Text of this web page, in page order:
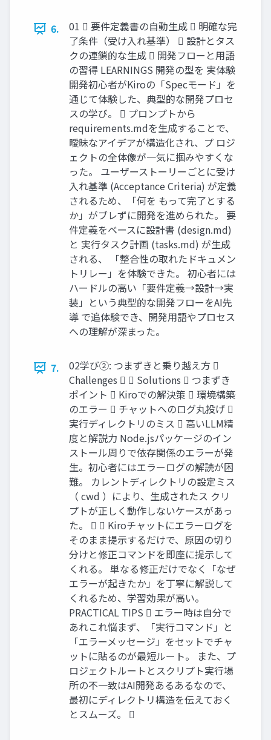
6.
01  要件定義書の自動生成  明確な完
了条件（受け入れ基準）  設計とタス
クの連鎖的な生成  開発フローと用語
の習得 LEARNINGS 開発の型を 実体験
開発初心者がKiroの「Specモード」を
通じて体験した、典型的な開発プロセ
スの学び。  プロンプトから
requirements.mdを生成することで、
曖昧なアイデアが構造化され、プ ロジ
ェクトの全体像が一気に掴みやすくな
った。 ユーザーストーリーごとに受け
入れ基準 (Acceptance Criteria) が定義
されるため、「何を もって完了とする
か」がブレずに開発を進められた。 要
件定義をベースに設計書 (design.md)
と 実行タスク計画 (tasks.md) が生成
される、 「整合性の取れたドキュメン
トリレー」を体験できた。 初心者には
ハードルの高い「要件定義→設計→実
装」という典型的な開発フローをAI先
導 で追体験でき、開発用語やプロセス
への理解が深まった。
7.
02学び②: つまずきと乗り越え方 
Challenges   Solutions  つまずき
ポイント  Kiroでの解決策  環境構築
のエラー  チャットへのログ丸投げ 
実行ディレクトリのミス  高いLLM精
度と解説力 Node.jsパッケージのイン
ストール周りで依存関係のエラーが発
生。初心者にはエラーログの解読が困
難。 カレントディレクトリの設定ミス
（ cwd ）により、生成されたス クリ
プトが正しく動作しないケースがあっ
た。   Kiroチャットにエラーログを
そのまま提示するだけで、原因の切り
分けと修正コマンドを即座に提示して
くれる。 単なる修正だけでなく「なぜ
エラーが起きたか」を丁寧に解説して
くれるため、学習効果が高い。
PRACTICAL TIPS  エラー時は自分で
あれこれ悩まず、「実行コマンド」と
「エラーメッセージ」をセットでチャ
ットに貼るのが最短ルート。 また、プ
ロジェクトルートとスクリプト実行場
所の不一致はAI開発あるあるなので、
最初にディレクトリ構造を伝えておく
とスムーズ。 